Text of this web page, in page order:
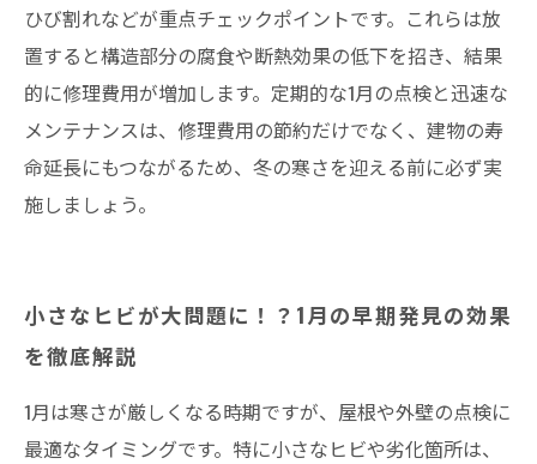
ひび割れなどが重点チェックポイントです。これらは放
置すると構造部分の腐食や断熱効果の低下を招き、結果
的に修理費用が増加します。定期的な1月の点検と迅速な
メンテナンスは、修理費用の節約だけでなく、建物の寿
命延長にもつながるため、冬の寒さを迎える前に必ず実
施しましょう。
小さなヒビが大問題に！？1月の早期発見の効果
を徹底解説
1月は寒さが厳しくなる時期ですが、屋根や外壁の点検に
最適なタイミングです。特に小さなヒビや劣化箇所は、